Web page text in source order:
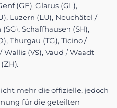
(GE), Glarus (GL),
Luzern (LU), Neuchâtel /
Schaffhausen (SH),
Thurgau (TG), Ticino /
Wallis (VS), Vaud / Waadt
mehr die offizielle, jedoch
für die geteilten